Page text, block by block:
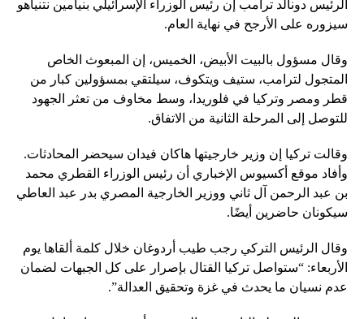
الرئيس دونالد ترامب إن رئيس الوزراء الإسرائيلي بنيامين نتنياهو
سيزوره على الأرجح في نهاية العام.
وقال مسؤول بالبيت الأبيض، الخميس، إن المبعوث الخاص
المتجول لترامب، ستيف ويتكوف، سيلتقي بمسؤولين كبار من
قطر ومصر وتركيا في فلوريدا، وسط مخاوف من تعثر الجهود
للتوصل إلى المرحلة الثانية من الاتفاق.
وقالت تركيا إن وزير خارجيتها هاكان فيدان سيحضر المحادثات.
وأفاد موقع أكسيوس الإخباري أن رئيس الوزراء القطري محمد
بن عبد الرحمن آل ثاني ووزير الخارجية المصري بدر عبد العاطي
سيكونان حاضرين أيضًا.
وقال الرئيس التركي رجب طيب أردوغان خلال كلمة ألقاها يوم
الأربعاء: “ستواصل تركيا القتال بإصرار على كل الجبهات لضمان
عدم نسيان ما يحدث في غزة وتحقيق العدالة”.